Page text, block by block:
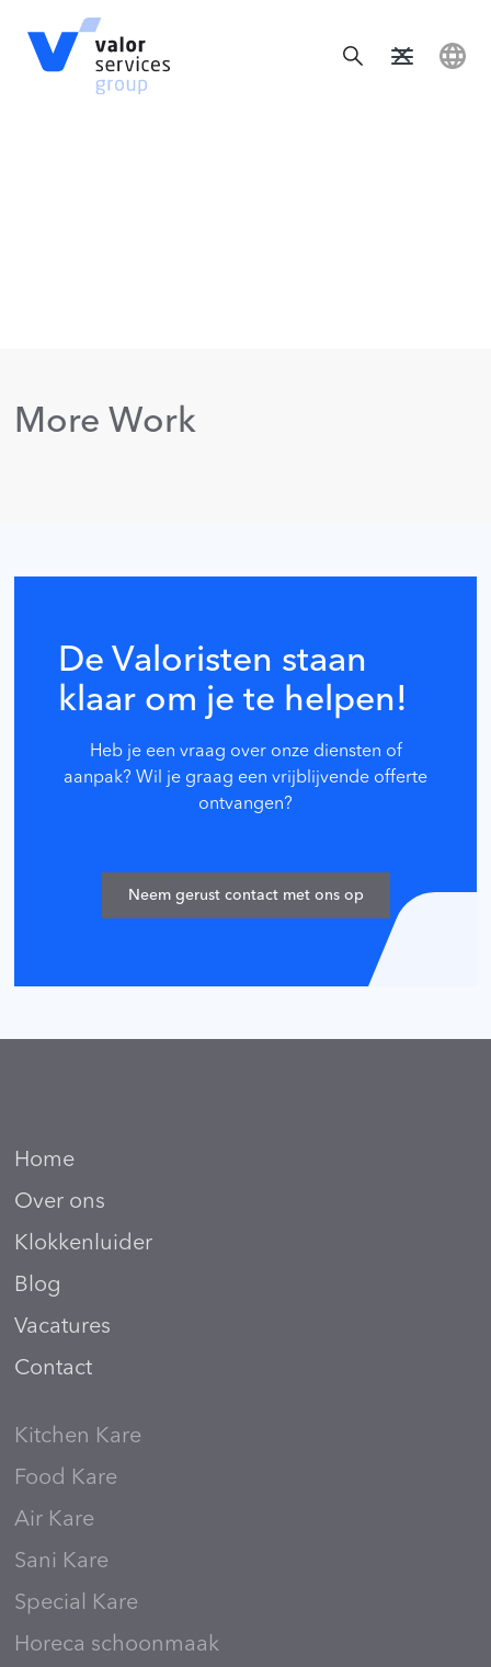
More Work
De Valoristen staan
klaar om je te helpen!
Heb je een vraag over onze diensten of
aanpak? Wil je graag een vrijblijvende offerte
ontvangen?
Neem gerust contact met ons op
Home
Over ons
Klokkenluider
Blog
Vacatures
Contact
Kitchen Kare
Food Kare
Air Kare
Sani Kare
Special Kare
Horeca schoonmaak